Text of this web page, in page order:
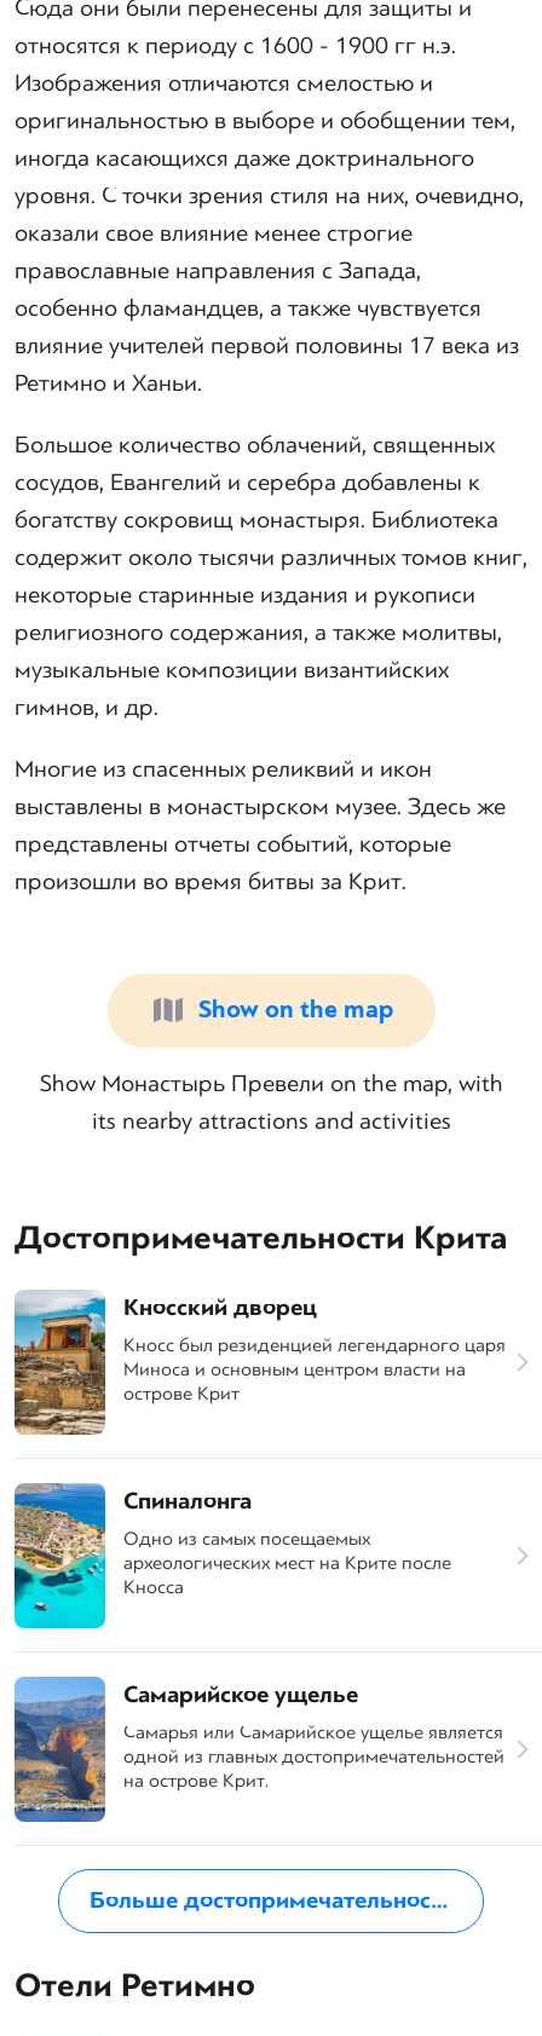
Сюда они были перенесены для защиты и
относятся к периоду с 1600 - 1900 гг н.э.
Изображения отличаются смелостью и
оригинальностью в выборе и обобщении тем,
иногда касающихся даже доктринального
уровня. С точки зрения стиля на них, очевидно,
оказали свое влияние менее строгие
православные направления с Запада,
особенно фламандцев, а также чувствуется
влияние учителей первой половины 17 века из
Ретимно и Ханьи.
Большое количество облачений, священных
сосудов, Евангелий и серебра добавлены к
богатству сокровищ монастыря. Библиотека
содержит около тысячи различных томов книг,
некоторые старинные издания и рукописи
религиозного содержания, а также молитвы,
музыкальные композиции византийских
гимнов, и др.
Многие из спасенных реликвий и икон
выставлены в монастырском музее. Здесь же
представлены отчеты событий, которые
произошли во время битвы за Крит.
Show on the map
Show Монастырь Превели on the map, with
its nearby attractions and activities
Достопримечательности Крита
Кносский дворец
Кносс был резиденцией легендарного царя
Миноса и основным центром власти на
острове Крит
Спиналонга
Одно из самых посещаемых
археологических мест на Крите после
Кносса
Самарийское ущелье
Самарья или Самарийское ущелье является
одной из главных достопримечательностей
на острове Крит.
Больше достопримечательностей на Крите
Отели Ретимно